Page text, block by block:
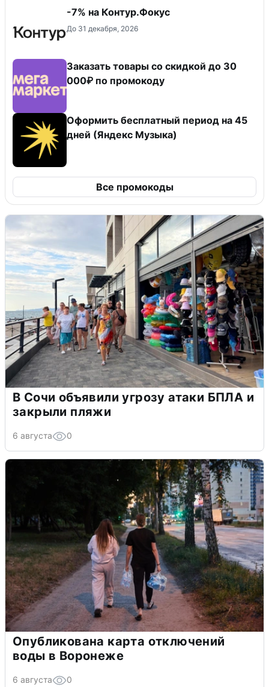
-7% на Контур.Фокус
До 31 декабря, 2026
Заказать товары со скидкой до 30
000₽ по промокоду
Оформить бесплатный период на 45
дней (Яндекс Музыка)
Все промокоды
В Сочи объявили угрозу атаки БПЛА и
закрыли пляжи
6 августа 0
Опубликована карта отключений
воды в Воронеже
6 августа 0